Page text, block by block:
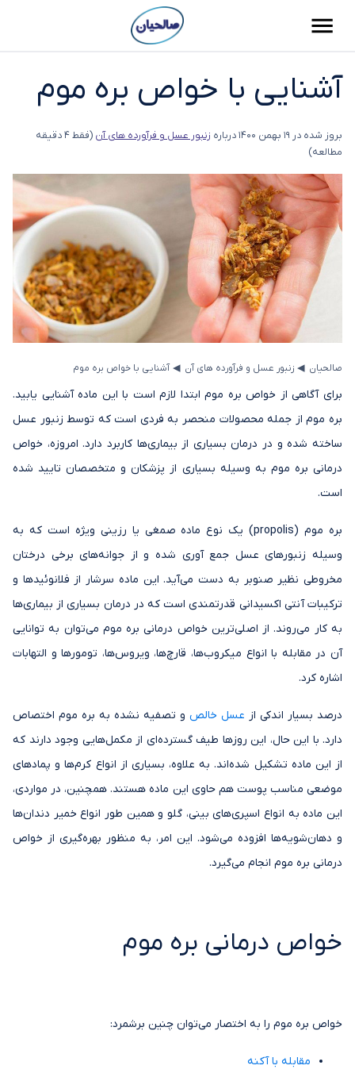
آشنایی با خواص بره موم
بروز شده در 19 بهمن 1400 درباره زنبور عسل و فرآورده های آن
(فقط 4 دقیقه
مطالعه)
صالحیان ◂ زنبور عسل و فرآورده های آن ◂ آشنایی با خواص بره موم
برای آگاهی از خواص بره موم ابتدا لازم است با این ماده آشنایی یابید.
بره موم از جمله محصولات منحصر به فردی است که توسط زنبور عسل
ساخته شده و در درمان بسیاری از بیماری‌ها کاربرد دارد. امروزه، خواص
درمانی بره موم به وسیله بسیاری از پزشکان و متخصصان تایید شده
است.
بره موم (propolis) یک نوع ماده صمغی یا رزینی ویژه است که به
وسیله زنبورهای عسل جمع آوری شده و از جوانه‌های برخی درختان
مخروطی نظیر صنوبر به دست می‌آید. این ماده سرشار از فلانوئیدها و
ترکیبات آنتی اکسیدانی قدرتمندی است که در درمان بسیاری از بیماری‌ها
به کار می‌روند. از اصلی‌ترین خواص درمانی بره موم می‌توان به توانایی
آن در مقابله با انواع میکروب‌ها، قارچ‌ها، ویروس‌ها، تومورها و التهابات
اشاره کرد.
درصد بسیار اندکی از عسل خالص و تصفیه نشده به بره موم اختصاص
دارد. با این حال، این روزها طیف گسترده‌ای از مکمل‌هایی وجود دارند که
از این ماده تشکیل شده‌اند. به علاوه، بسیاری از انواع کرم‌ها و پمادهای
موضعی مناسب پوست هم حاوی این ماده هستند. همچنین، در مواردی،
این ماده به انواع اسپری‌های بینی، گلو و همین طور انواع خمیر دندان‌ها
و دهان‌شویه‌ها افزوده می‌شود. این امر، به منظور بهره‌گیری از خواص
درمانی بره موم انجام می‌گیرد.
خواص درمانی بره موم
خواص بره موم را به اختصار می‌توان چنین برشمرد:
مقابله با آکنه